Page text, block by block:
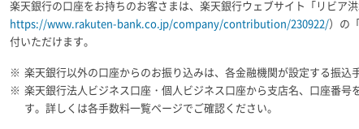
楽天銀行の口座をお持ちのお客さまは、楽天銀行ウェブサイト「リビア
https://www.rakuten-bank.co.jp/company/contribution/230922/）の
付いただけます。
※ 楽天銀行以外の口座からのお振り込みは、各金融機関が設定する振込
※ 楽天銀行法人ビジネス口座・個人ビジネス口座から支店名、口座番号
す。詳しくは各手数料一覧ページでご確認ください。